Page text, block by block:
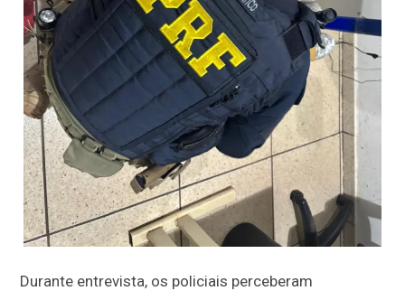
Durante entrevista, os policiais perceberam